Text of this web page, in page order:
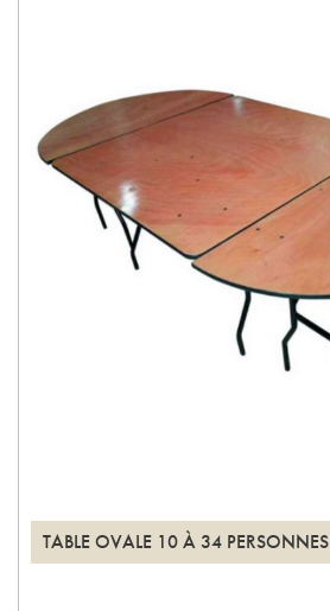
TABLE OVALE 10 À 34 PERSONNES